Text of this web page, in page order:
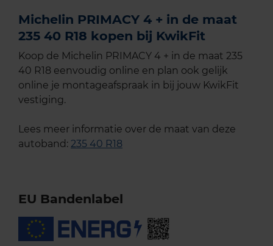
Michelin PRIMACY 4 + in de maat
235 40 R18 kopen bij KwikFit
Koop de Michelin PRIMACY 4 + in de maat 235
40 R18 eenvoudig online en plan ook gelijk
online je montageafspraak in bij jouw KwikFit
vestiging.
Lees meer informatie over de maat van deze
autoband: 235 40 R18
EU Bandenlabel